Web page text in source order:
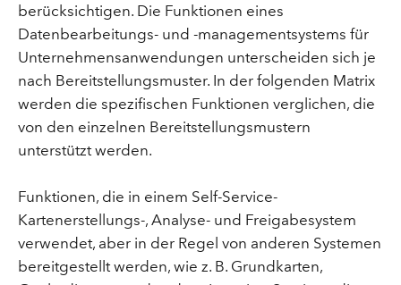
berücksichtigen. Die Funktionen eines
Datenbearbeitungs- und -managementsystems für
Unternehmensanwendungen unterscheiden sich je
nach Bereitstellungsmuster. In der folgenden Matrix
werden die spezifischen Funktionen verglichen, die
von den einzelnen Bereitstellungsmustern
unterstützt werden.
Funktionen, die in einem Self-Service-
Kartenerstellungs-, Analyse- und Freigabesystem
verwendet, aber in der Regel von anderen Systemen
bereitgestellt werden, wie z. B. Grundkarten,